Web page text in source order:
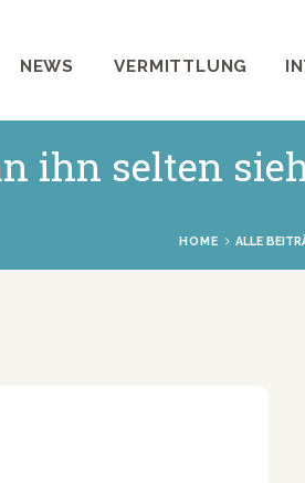
NEWS VERMITTLUNG
ihn selten
HOME ALLE